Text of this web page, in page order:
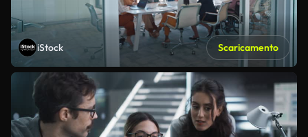
iStock Scaricamento